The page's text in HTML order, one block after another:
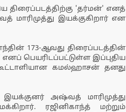
திரைப்படத்திற்கு 'தர்மன்' எனத்
மாரிமுத்து இயக்குகிறார் என
173-ஆவது திரைப்படத்தின்
பெயரிடப்பட்டுள்ள இப்புதிய
கமல்ஹாசன் தனது
அஷ்வத் மாரிமுத்து
ரஜினிகாந்த் மற்றும்